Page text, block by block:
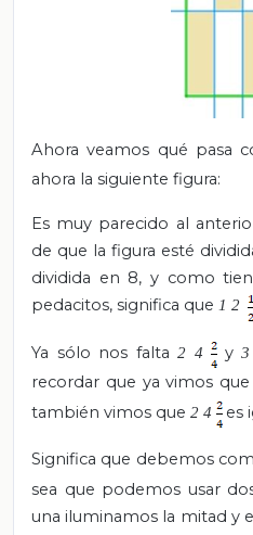
Ahora veamos qué pasa
ahora la siguiente figura:
Es muy parecido al
de que la figura esté
dividida en 8, y como
pedacitos, significa que 1 2
Ya sólo nos falta 2 4 y 3
recordar que ya vimos que
también vimos que 2 4 es
Significa que debemos
sea que podemos usar
una iluminamos la mitad y